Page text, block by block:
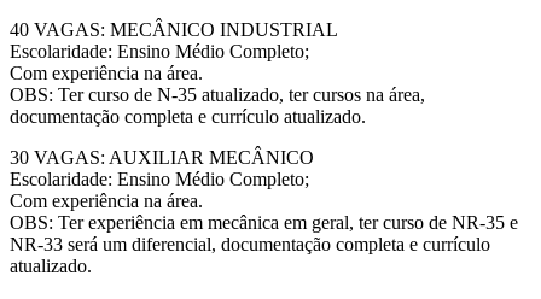
40 VAGAS: MECÂNICO INDUSTRIAL
Escolaridade: Ensino Médio Completo;
Com experiência na área.
OBS: Ter curso de N-35 atualizado, ter cursos na área,
documentação completa e currículo atualizado.
30 VAGAS: AUXILIAR MECÂNICO
Escolaridade: Ensino Médio Completo;
Com experiência na área.
OBS: Ter experiência em mecânica em geral, ter curso de NR-35 e
NR-33 será um diferencial, documentação completa e currículo
atualizado.